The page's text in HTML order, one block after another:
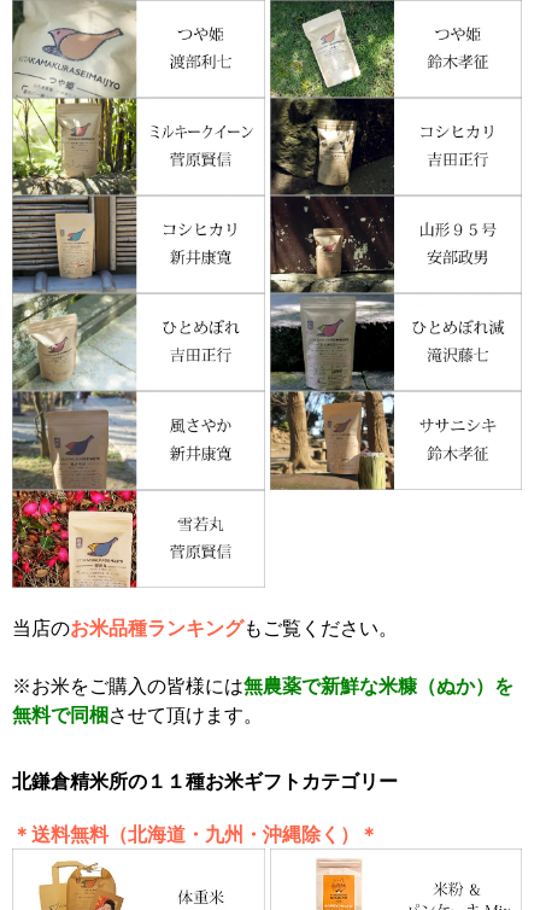
当店のお米品種ランキングもご覧ください。
※お米をご購入の皆様には無農薬で新鮮な米糠（ぬか）を
無料で同梱 させて頂けます。
北鎌倉精米所の１１種お米ギフトカテゴリー
＊送料無料（北海道・九州・沖縄除く）＊